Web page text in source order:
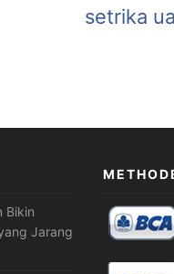
setrika
Bikin
Jarang